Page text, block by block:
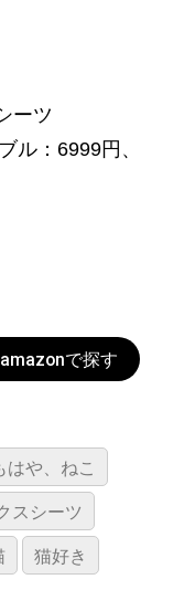
ーツ
ル：6999円、
で探す
はや、ねこ
スシーツ
猫好き